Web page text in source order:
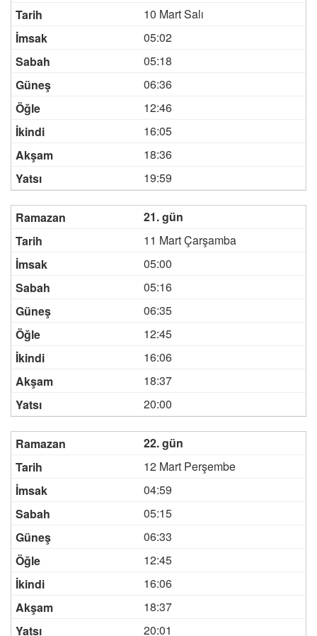
10 Mart Salı
05:02
05:18
06:36
12:46
16:05
18:36
19:59
21. gün
11 Mart Çarşamba
05:00
05:16
06:35
12:45
16:06
18:37
20:00
22. gün
12 Mart Perşembe
04:59
05:15
06:33
12:45
16:06
18:37
20:01